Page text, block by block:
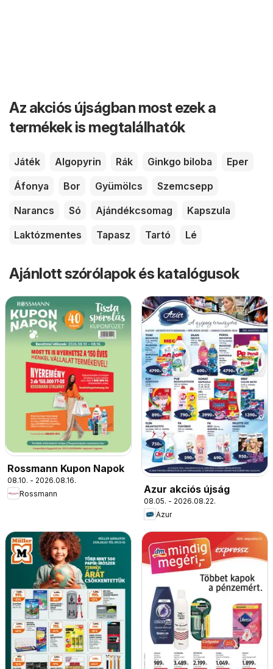
Az akciós újságban most ezek a
termékek is megtalálhatók
Játék Algopyrin Rák Ginkgo biloba
Eper
Áfonya
Bor Gyümölcs
Szemcsepp
Narancs
Só Ajándékcsomag
Kapszula
Laktózmentes
Tapasz Tartó Lé
Ajánlott szórólapok és katalógusok
Rossmann Kupon Napok
08.10. - 2026.08.16.
Rossmann
Azur akciós újság
08.05. - 2026.08.22.
Azur